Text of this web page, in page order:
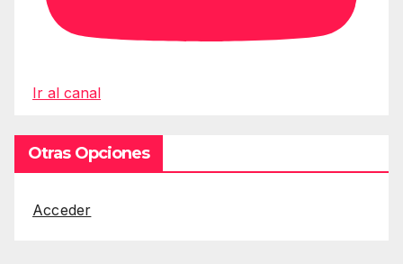
Ir al canal
Otras Opciones
Acceder